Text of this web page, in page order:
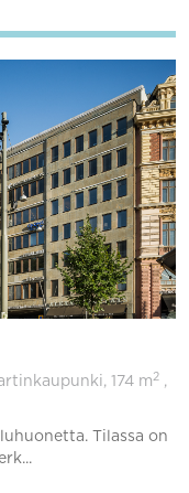
174 m 2 ,
Tilassa on